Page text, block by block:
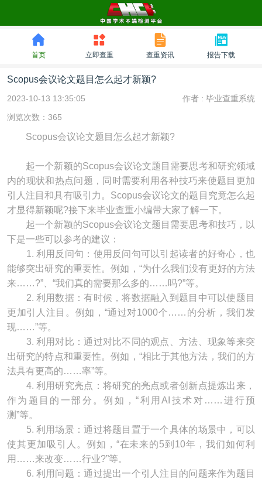
首页 立即查重 查重资讯 报告下载
Scopus会议论文题目怎么起才新颖?
2023-10-13 13:35:05 作者 : 毕业查重系统
浏览次数：365
Scopus会议论文题目怎么起才新颖?
起一个新颖的Scopus会议论文题目需要思考和研究领域
内的现状和热点问题，同时需要利用各种技巧来使题目更加
引人注目和具有吸引力。Scopus会议论文的题目究竟怎么起
才显得新颖呢?接下来毕业查重小编带大家了解一下。
起一个新颖的Scopus会议论文题目需要思考和技巧，以
下是一些可以参考的建议：
1. 利用反问句：使用反问句可以引起读者的好奇心，也
能够突出研究的重要性。例如，“为什么我们没有更好的方法
来……?”、“我们真的需要那么多的……吗?”等。
2. 利用数据：有时候，将数据融入到题目中可以使题目
更加引人注目。例如，“通过对1000个……的分析，我们发
现……”等。
3. 利用对比：通过对比不同的观点、方法、现象等来突
出研究的特点和重要性。例如，“相比于其他方法，我们的方
法具有更高的……率”等。
4. 利用研究亮点：将研究的亮点或者创新点提炼出来，
作为题目的一部分。例如，“利用AI技术对……进行预
测”等。
5. 利用场景：通过将题目置于一个具体的场景中，可以
使其更加吸引人。例如，“在未来的5到10年，我们如何利
用……来改变……行业?”等。
6. 利用问题：通过提出一个引人注目的问题来作为题目